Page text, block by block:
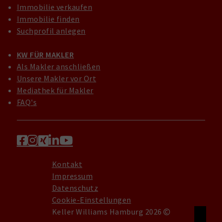
Immobilie verkaufen
Immobilie finden
Suchprofil anlegen
KW FÜR MAKLER
Als Makler anschließen
Unsere Makler vor Ort
Mediathek für Makler
FAQ's
Kontakt
Impressum
Datenschutz
Cookie-Einstellungen
Keller Williams Hamburg 2026